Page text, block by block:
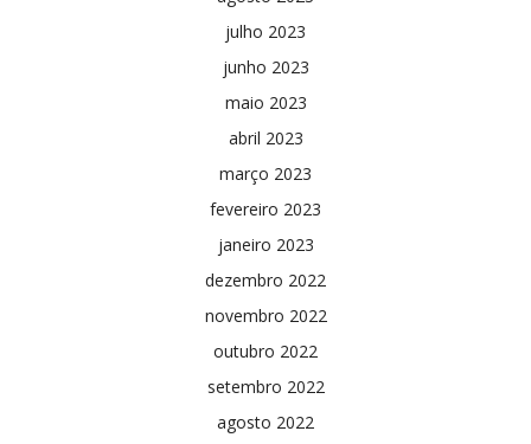
julho 2023
junho 2023
maio 2023
abril 2023
março 2023
fevereiro 2023
janeiro 2023
dezembro 2022
novembro 2022
outubro 2022
setembro 2022
agosto 2022